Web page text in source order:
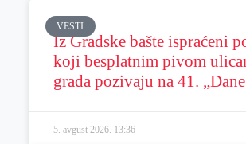
VESTI
Iz Gradske bašte ispraćeni
koji besplatnim pivom
grada pozivaju na 41.
5. avgust 2026. 13:36